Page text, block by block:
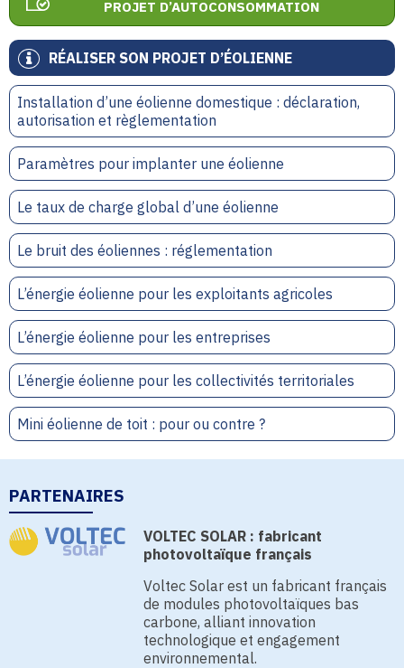
RÉALISER SON PROJET D’ÉOLIENNE
Installation d’une éolienne domestique : déclaration,
autorisation et règlementation
Paramètres pour implanter une éolienne
Le taux de charge global d’une éolienne
Le bruit des éoliennes : réglementation
L’énergie éolienne pour les exploitants agricoles
L’énergie éolienne pour les entreprises
L’énergie éolienne pour les collectivités territoriales
Mini éolienne de toit : pour ou contre ?
PROJET D’AUTOCONSOMMATION
PARTENAIRES
VOLTEC SOLAR : fabricant
photovoltaïque français
Voltec Solar est un fabricant français
de modules photovoltaïques bas
carbone, alliant innovation
technologique et engagement
environnemental.